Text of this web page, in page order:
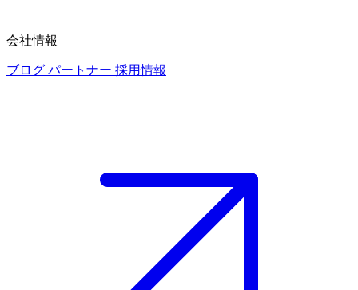
会社情報
ブログ パートナー 採用情報